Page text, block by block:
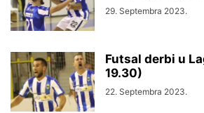
29. Septembra 2023.
Futsal derbi u
19.30)
22. Septembra 2023.